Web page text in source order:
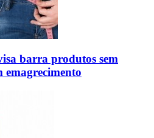
barra produtos sem
emagrecimento